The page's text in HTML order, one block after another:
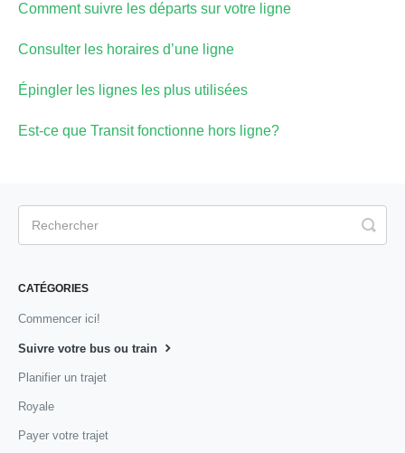
Comment suivre les départs sur votre ligne
Consulter les horaires d’une ligne
Épingler les lignes les plus utilisées
Est-ce que Transit fonctionne hors ligne?
CATÉGORIES
Commencer ici!
Suivre votre bus ou train
Planifier un trajet
Royale
Payer votre trajet